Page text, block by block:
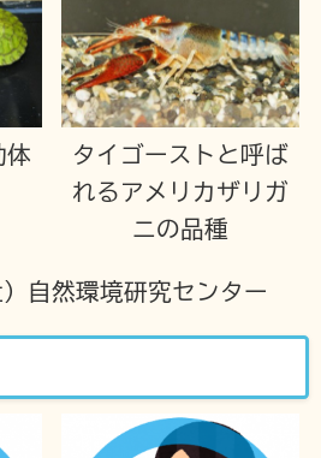
体
タイゴーストと呼ば
れるアメリカザリガ
ニの品種
自然環境研究センター